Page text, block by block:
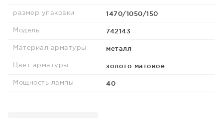
размер упаковки 1470/1050/150
Модель 742143
Материал арматуры металл
Цвет арматуры золото матовое
Мощность лампы 40